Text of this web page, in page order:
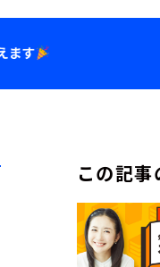
この記